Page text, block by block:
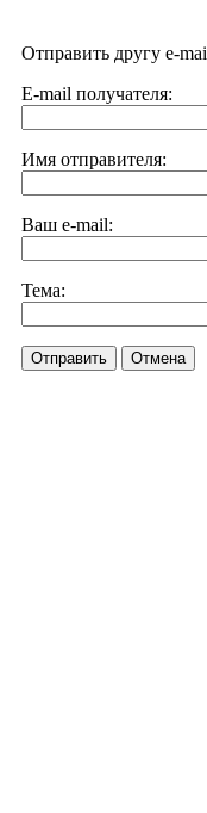
Отправить другу e-
E-mail получателя:
Имя отправителя:
Ваш e-mail:
Тема:
Отправить Отмена